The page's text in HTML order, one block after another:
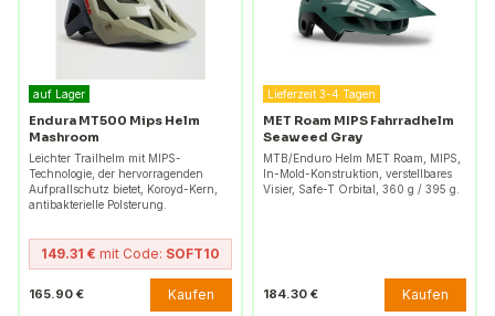
auf Lager
Endura MT500 Mips Helm
Mashroom
Leichter Trailhelm mit MIPS-
Technologie, der hervorragenden
Aufprallschutz bietet, Koroyd-Kern,
antibakterielle Polsterung.
149.31 € mit Code: SOFT10
165.90 € Kaufen
Lieferzeit 3-4 Tagen
MET Roam MIPS Fahrradhelm
Seaweed Gray
MTB/Enduro Helm MET Roam, MIPS,
In-Mold-Konstruktion, verstellbares
Visier, Safe-T Orbital, 360 g / 395 g.
184.30 € Kaufen